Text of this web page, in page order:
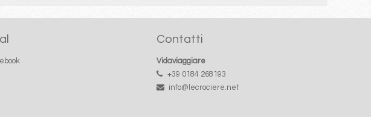
Contatti
Vidaviaggiare
+39 0184 268193
info@lecrociere.net